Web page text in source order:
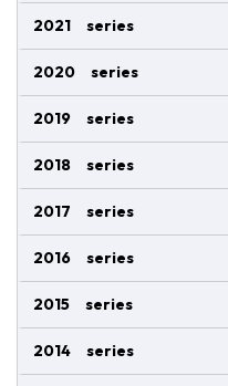
2021 series
2020 series
2019 series
2018 series
2017 series
2016 series
2015 series
2014 series